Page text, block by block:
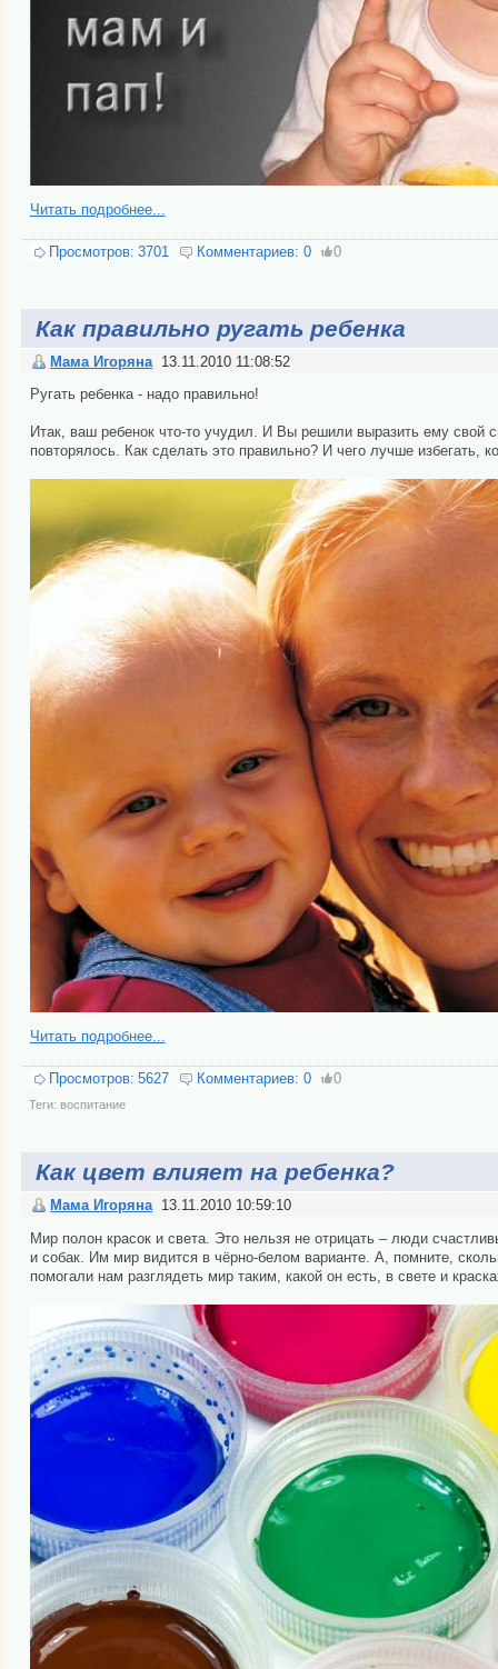
Читать подробнее...
Просмотров: 3701 Комментариев: 0 0
Как правильно ругать ребенка
Мама Игоряна 13.11.2010 11:08:52
Ругать ребенка - надо правильно!
Итак, ваш ребенок что-то учудил. И Вы ре­ши­ли вы­ра­зить ему свой
пов­то­ря­лось. Как сделать это пра­виль­но? И че­го лучше из­бе­гать,
Читать подробнее...
Просмотров: 5627 Комментариев: 0 0
Теги: воспитание
Как цвет влияет на ребенка?
Мама Игоряна 13.11.2010 10:59:10
Мир полон красок и света. Это нельзя не отрицать – люди
и собак. Им мир видится в чёрно-белом варианте. А, помните,
помогали нам разглядеть мир таким, какой он есть, в свете и